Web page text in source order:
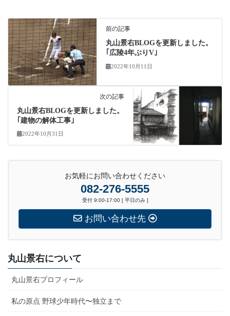
前の記事
丸山景右BLOGを更新しました。
｢広陵4年ぶりV｣
2022年10月11日
次の記事
丸山景右BLOGを更新しました。
｢建物の解体工事｣
2022年10月31日
お気軽にお問い合わせください
082-276-5555
受付 9:00-17:00 [ 平日のみ ]
お問い合わせ先
丸山景右について
丸山景右プロフィール
私の原点 野球少年時代〜独立まで